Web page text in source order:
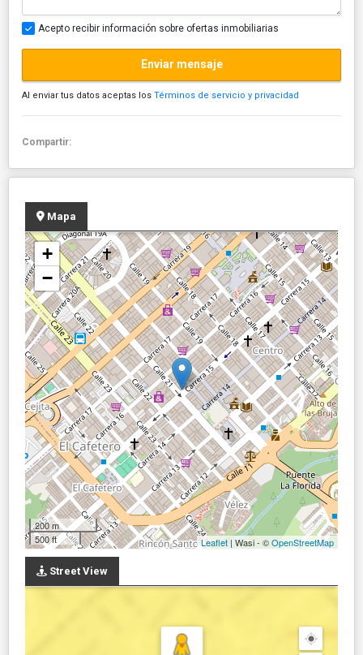
Acepto recibir información sobre ofertas inmobiliarias
Enviar mensaje
Al enviar tus datos aceptas los Términos de servicio y privacidad
Compartir:
Mapa
+
−
200 m
500 ft
Leaflet| Wasi - ©OpenStreetMap
Street View